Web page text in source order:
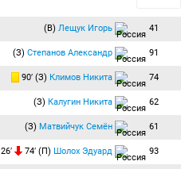
(В) Лещук Игорь 41
(З) Степанов Александр 91
90′ (З) Климов Никита 74
(З) Калугин Никита 62
(З) Матвийчук Семён 61
26′ 74′ (П) Шолох Эдуард 93